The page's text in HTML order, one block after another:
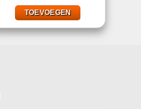
€15,95.€5,99.
TOEVOEGEN